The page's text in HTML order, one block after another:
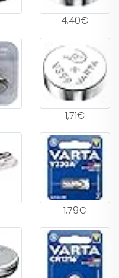
4,40€
1,71€
1,79€